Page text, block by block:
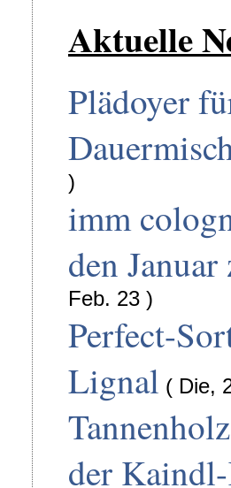
Aktuelle
Plädoyer
)
imm
den
Feb. 23 )
Perfect-
Lignal ( Die,
der